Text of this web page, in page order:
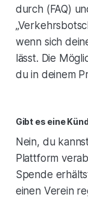
durch (FAQ)
wenn sich
lässt. Die
du in deinem
Gibt es eine
Nein, du
Plattform
Spende
einen Verein